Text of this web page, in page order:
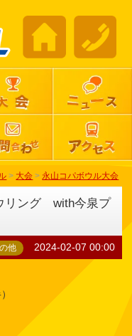
> 大会 > 永山コパボウル大会
リング with今泉プ
他 2024-02-07 00:00